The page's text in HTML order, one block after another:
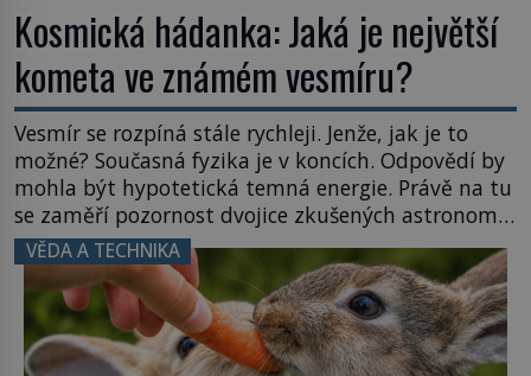
Kosmická hádanka: Jaká je největší
kometa ve známém vesmíru?
Vesmír se rozpíná stále rychleji. Jenže, jak je to
možné? Současná fyzika je v koncích. Odpovědí by
mohla být hypotetická temná energie. Právě na tu
se zaměří pozornost dvojice zkušených astronomů.
Namísto ní ale objeví něco mnohem
hmatatelnějšího. Naprosto rekordní kometu!
Astronomové Pedro Bernardinelli a Gary Bernstein
mravenčí prací zkoumají archivní snímky v rámci
Průzkumu temné energie […]
VĚDA A TECHNIKA